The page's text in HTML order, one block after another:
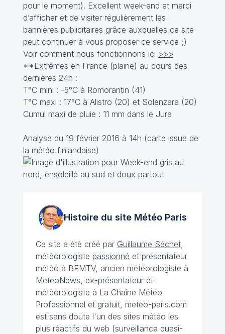
pour le moment). Excellent week-end et merci
d’afficher et de visiter régulièrement les
bannières publicitaires grâce auxquelles ce site
peut continuer à vous proposer ce service ;)
Voir comment nous fonctionnons ici >>>
**Extrêmes en France (plaine) au cours des
dernières 24h :
T°C mini : -5°C à Romorantin (41)
T°C maxi : 17°C à Alistro (20) et Solenzara (20)
Cumul maxi de pluie : 11 mm dans le Jura
Analyse du 19 février 2016 à 14h (carte issue de
la météo finlandaise)
Histoire du site MétéoParis
Ce site a été créé par Guillaume Séchet,
météorologiste passionné et présentateur
météo à BFMTV, ancien météorologiste à
MeteoNews, ex-présentateur et
météorologiste à La Chaîne Météo
Professionnel et gratuit, meteo-paris.com
est sans doute l'un des sites météo les
plus réactifs du web (surveillance quasi-